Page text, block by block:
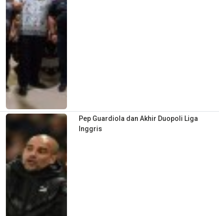
Pep Guardiola dan Akhir Duopoli Liga
Inggris